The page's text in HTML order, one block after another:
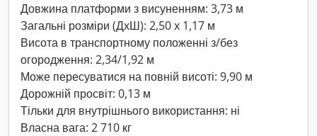
Довжина платформи з висуненням: 3,73 м
Загальні розміри (ДхШ): 2,50 x 1,17 м
Висота в транспортному положенні з/без
огородження: 2,34/1,92 м
Може пересуватися на повній висоті: 9,90 м
Дорожній просвіт: 0,13 м
Тільки для внутрішнього використання: ні
Власна вага: 2 710 кг